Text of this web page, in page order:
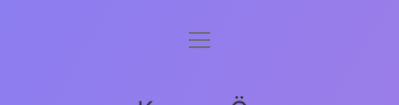
Anasayfa
menüyü